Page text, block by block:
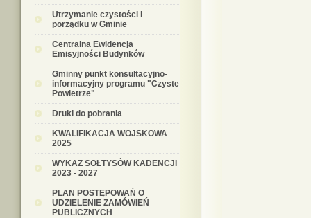
Utrzymanie czystości i
porządku w Gminie
Centralna Ewidencja
Emisyjności Budynków
Gminny punkt konsultacyjno-
informacyjny programu "Czyste
Powietrze"
Druki do pobrania
KWALIFIKACJA WOJSKOWA
2025
WYKAZ SOŁTYSÓW KADENCJI
2023 - 2027
PLAN POSTĘPOWAŃ O
UDZIELENIE ZAMÓWIEŃ
PUBLICZNYCH